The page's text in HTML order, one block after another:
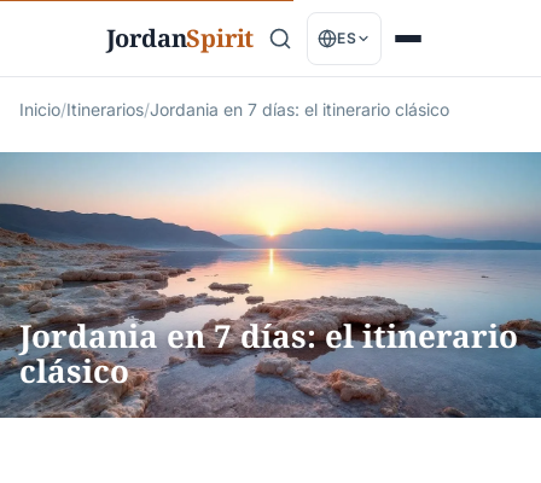
JordanSpirit ES
Inicio/Itinerarios/Jordania en 7 días: el itinerario clásico
Jordania en 7 días: el itinerario
clásico